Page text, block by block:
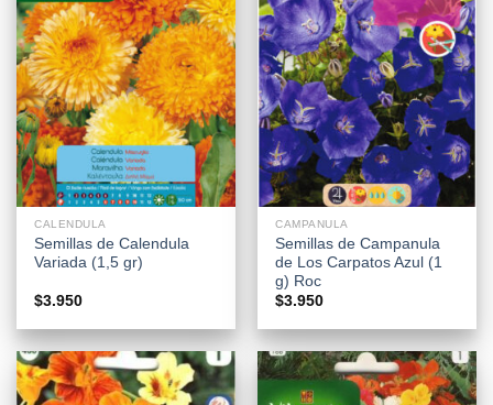
CALENDULA
Semillas de Calendula
Variada (1,5 gr)
$3.950
CAMPANULA
Semillas de Campanula
de Los Carpatos Azul (1
g) Roc
$3.950